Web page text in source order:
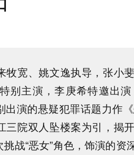
牧宽、姚文逸执导，张小
别主演，李庚希特邀出
出演的悬疑犯罪话题力作
三院双人坠楼案为引，揭
战“恶女”角色，饰演的资